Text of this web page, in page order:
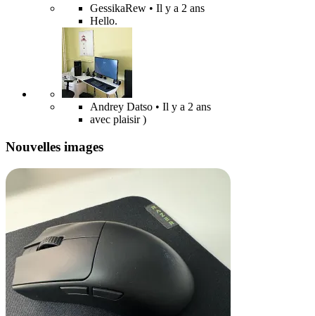
GessikaRew • Il y a 2 ans
Hello.
Andrey Datso • Il y a 2 ans
avec plaisir )
Nouvelles images